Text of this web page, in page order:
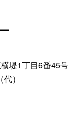
堤1丁目6番45号
）